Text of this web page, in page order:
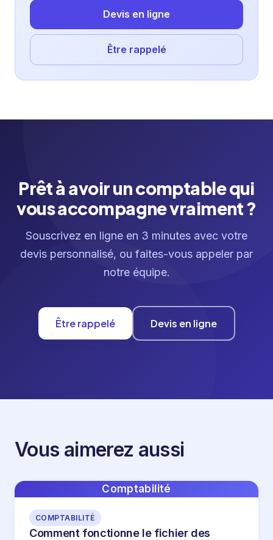
Devis en ligne
Être rappelé
Prêt à avoir un comptable qui
vous accompagne vraiment ?
Souscrivez en ligne en 3 minutes avec votre
devis personnalisé, ou faites-vous appeler par
notre équipe.
Être rappelé Devis en ligne
Vous aimerez aussi
Comptabilité
COMPTABILITÉ
Comment fonctionne le fichier des